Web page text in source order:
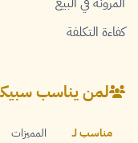
كفاءة التكلفة
لمن يناسب
مناسب لـ المميزات